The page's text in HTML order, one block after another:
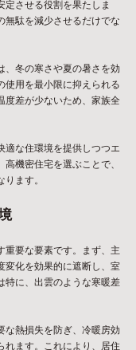
させる役割を果たしま
無駄を減少させるだけでな
、冬の寒さや夏の暑さを効
使用を最小限に抑えられる
度差が少ないため、家族全
適な住環境を提供しつつエ
機密住宅を選ぶことで、
ます。
重要な要素です。まず、主
変化を効果的に遮断し、室
特に、出雲のような寒暖差
な熱損失を防ぎ、冷暖房効
れます。これにより、居住